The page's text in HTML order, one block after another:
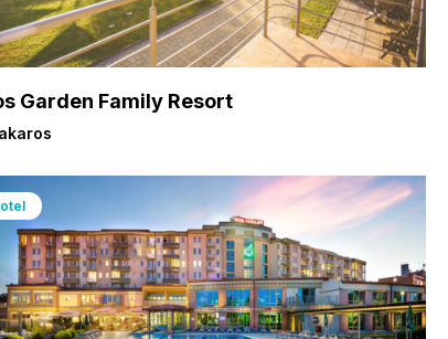
Garden Family Resort